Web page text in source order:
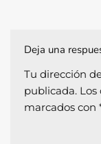
Deja una
Tu dirección
publicada. Los
marcados con